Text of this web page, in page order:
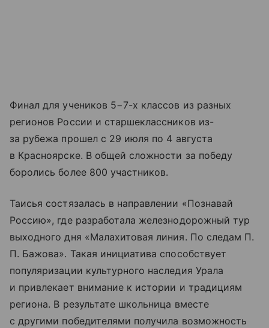
Финал для учеников 5−7-х классов из разных
регионов России и старшеклассников из-
за рубежа прошел с 29 июля по 4 августа
в Красноярске. В общей сложности за победу
боролись более 800 участников.
Таисья состязалась в направлении «Познавай
Россию», где разработала железнодорожный тур
выходного дня «Малахитовая линия. По следам П.
П. Бажова». Такая инициатива способствует
популяризации культурного наследия Урала
и привлекает внимание к истории и традициям
региона. В результате школьница вместе
с другими победителями получила возможность